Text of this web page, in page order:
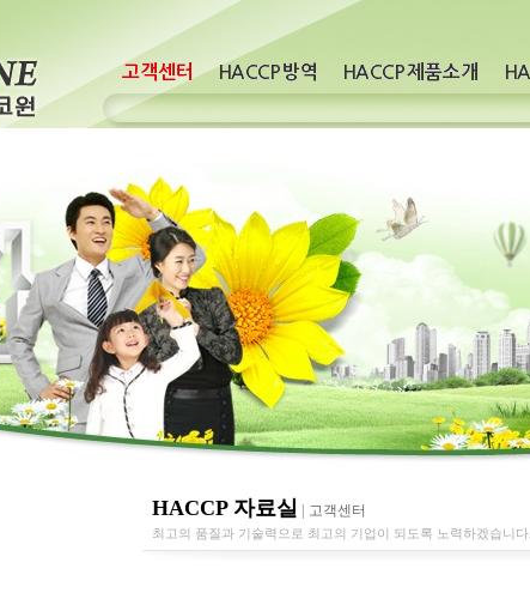
HACCP 자료실 고객센터
최고의 품질과 기술력으로 최고의 기업이 되도록 노력하겠습니다.